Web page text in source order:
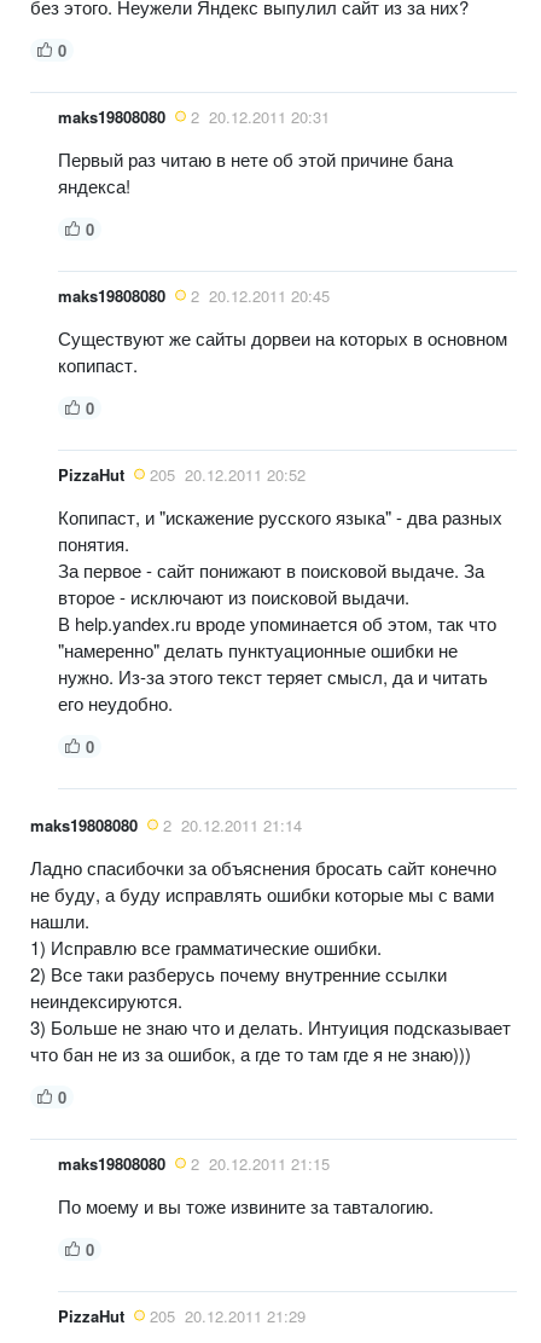
без этого. Неужели Яндекс выпулил сайт из за них?
0
maks19808080 2 20.12.2011 20:31
Первый раз читаю в нете об этой причине бана
яндекса!
0
maks19808080 2 20.12.2011 20:45
Существуют же сайты дорвеи на которых в основном
копипаст.
0
PizzaHut 205 20.12.2011 20:52
Копипаст, и "искажение русского языка" - два разных
понятия.
За первое - сайт понижают в поисковой выдаче. За
второе - исключают из поисковой выдачи.
В help.yandex.ru вроде упоминается об этом, так что
"намеренно" делать пунктуационные ошибки не
нужно. Из-за этого текст теряет смысл, да и читать
его неудобно.
0
maks19808080 2 20.12.2011 21:14
Ладно спасибочки за объяснения бросать сайт конечно
не буду, а буду исправлять ошибки которые мы с вами
нашли.
1) Исправлю все грамматические ошибки.
2) Все таки разберусь почему внутренние ссылки
неиндексируются.
3) Больше не знаю что и делать. Интуиция подсказывает
что бан не из за ошибок, а где то там где я не знаю)))
0
maks19808080 2 20.12.2011 21:15
По моему и вы тоже извините за тавталогию.
0
PizzaHut 205 20.12.2011 21:29